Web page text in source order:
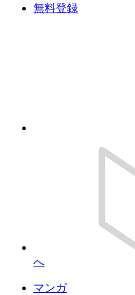
無料登録
へ
マンガ